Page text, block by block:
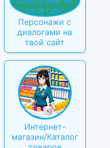
Персонажи с
диалогами на
твой сайт
Интернет-
магазин/Каталог